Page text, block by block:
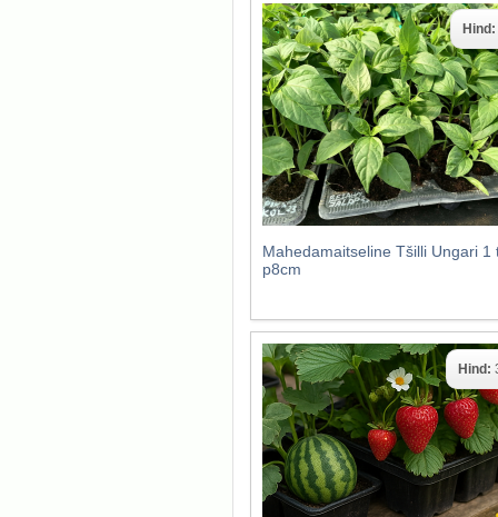
Mahedamaitseline Tšilli Ungari 1
p8cm
Hind:
Hind: